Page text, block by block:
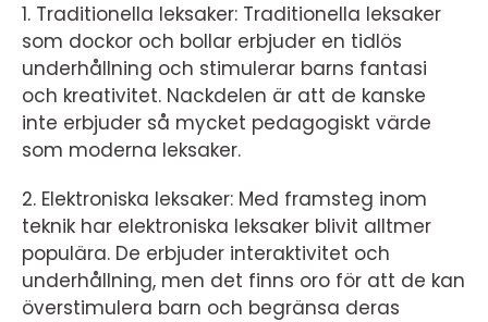
1. Traditionella leksaker: Traditionella leksaker
som dockor och bollar erbjuder en tidlös
underhållning och stimulerar barns fantasi
och kreativitet. Nackdelen är att de kanske
inte erbjuder så mycket pedagogiskt värde
som moderna leksaker.
2. Elektroniska leksaker: Med framsteg inom
teknik har elektroniska leksaker blivit alltmer
populära. De erbjuder interaktivitet och
underhållning, men det finns oro för att de kan
överstimulera barn och begränsa deras